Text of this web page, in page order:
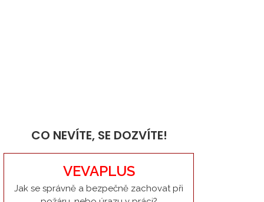
CO NEVÍTE, SE DOZVÍTE!
VEVAPLUS
Jak se správně a bezpečně zachovat při